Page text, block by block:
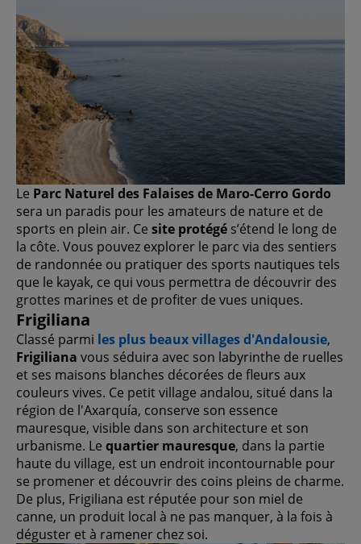
Le Parc Naturel des Falaises de Maro-Cerro Gordo
sera un paradis pour les amateurs de nature et de
sports en plein air. Ce site protégé s’étend le long de
la côte. Vous pouvez explorer le parc via des sentiers
de randonnée ou pratiquer des sports nautiques tels
que le kayak, ce qui vous permettra de découvrir des
grottes marines et de profiter de vues uniques.
Frigiliana
Classé parmi les plus beaux villages d'Andalousie,
Frigiliana vous séduira avec son labyrinthe de ruelles
et ses maisons blanches décorées de fleurs aux
couleurs vives. Ce petit village andalou, situé dans la
région de l'Axarquía, conserve son essence
mauresque, visible dans son architecture et son
urbanisme. Le quartier mauresque, dans la partie
haute du village, est un endroit incontournable pour
se promener et découvrir des coins pleins de charme.
De plus, Frigiliana est réputée pour son miel de
canne, un produit local à ne pas manquer, à la fois à
déguster et à ramener chez soi.